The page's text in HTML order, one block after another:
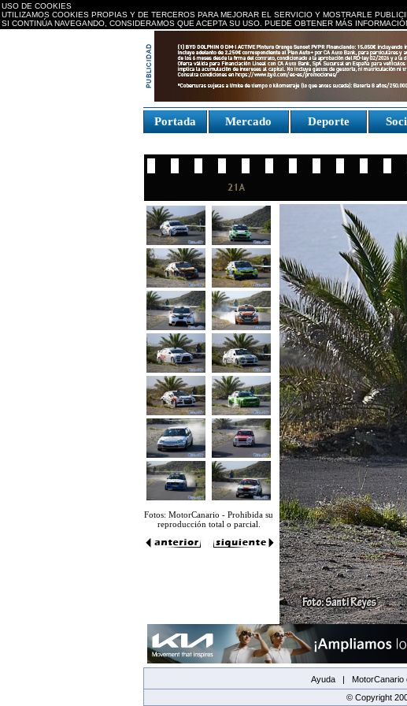
USO DE COOKIES
UTILIZAMOS COOKIES PROPIAS Y DE TERCEROS PARA MEJORAR EL SERVICIO Y MOSTRARLE
SI CONTINÚA NAVEGANDO, CONSIDERAMOS QUE ACEPTA SU USO. PUEDE OBTENER MÁS
Portada Mercado Deporte
Fotos: MotorCanario - Prohibida su
reproducción total o parcial.
Ayuda | MotorCanario
© Copyright